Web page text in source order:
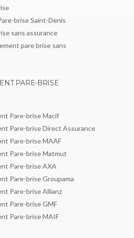
brise Saint-Denis
sans assurance
pare brise sans
PARE-BRISE
Pare-brise Macif
Pare-brise Direct Assurance
Pare-brise MAAF
Pare-brise Matmut
Pare-brise AXA
Pare-brise Groupama
Pare-brise Allianz
Pare-brise GMF
Pare-brise MAIF